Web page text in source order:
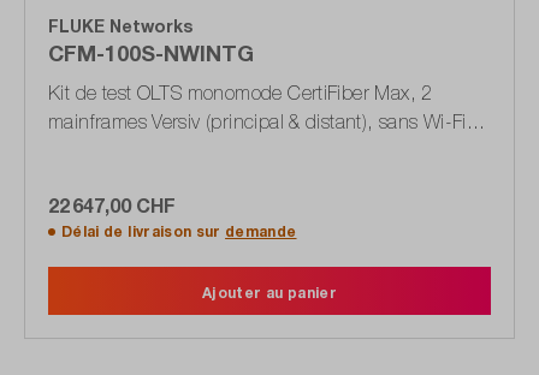
FLUKE Networks
CFM-100S-NWINTG
Kit de test OLTS monomode CertiFiber Max, 2
mainframes Versiv (principal & distant), sans Wi-Fi,
22 647,00 CHF
Délai de livraison sur demande
Ajouter au panier